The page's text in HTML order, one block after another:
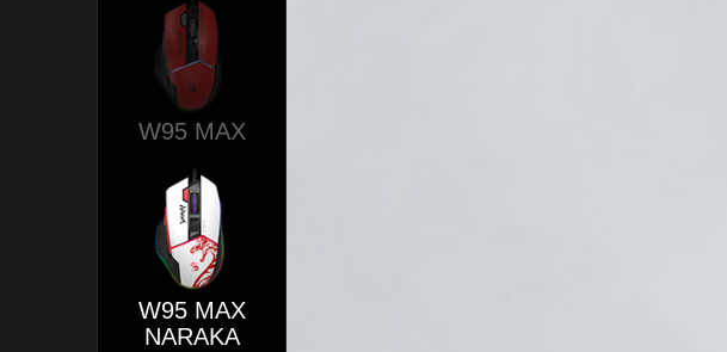
W95 MAX
W95 MAX
NARAKA